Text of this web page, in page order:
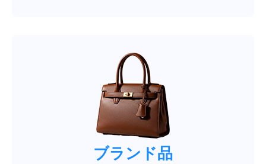
ブランド品